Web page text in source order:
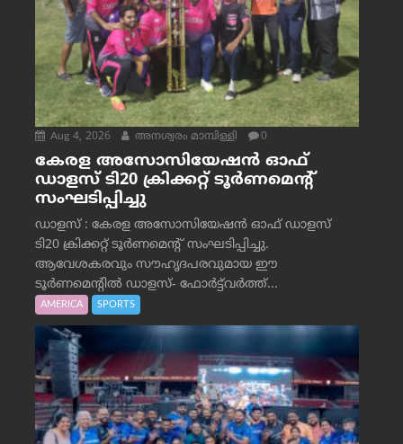
Aug 4, 2026 അനശ്വരം മാമ്പിള്ളി 0
കേരള അസോസിയേഷൻ ഓഫ്
ഡാളസ് ടി20 ക്രിക്കറ്റ് ടൂർണമെന്റ്
സംഘടിപ്പിച്ചു
ഡാളസ് : കേരള അസോസിയേഷൻ ഓഫ് ഡാളസ്
ടി20 ക്രിക്കറ്റ് ടൂർണമെന്റ് സംഘടിപ്പിച്ചു.
ആവേശകരവും സൗഹൃദപരവുമായ ഈ
ടൂർണമെന്റിൽ ഡാളസ്- ഫോർട്ട്‌വര്‍ത്ത്...
AMERICA SPORTS